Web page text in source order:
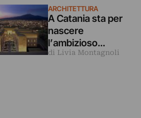
questi 8 nuovi
libri
ARCHITETTURA
A Catania sta per
nascere
l’ambizioso
Museo dell’Etna
di Livia Montagnoli